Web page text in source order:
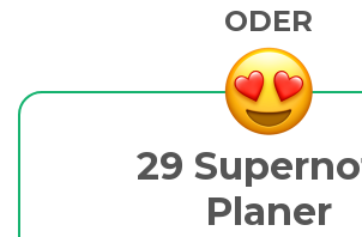
ODER
29
Planer